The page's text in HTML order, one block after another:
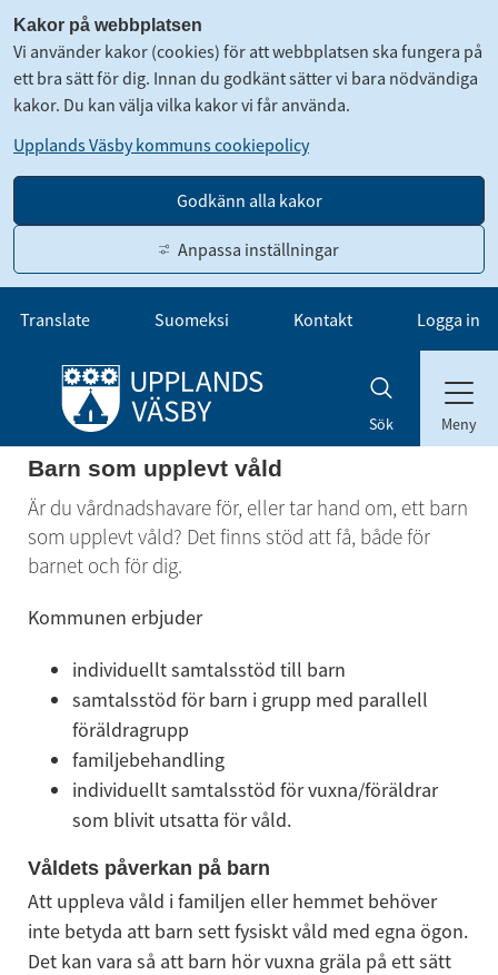
Kakor på webbplatsen
Vi använder kakor (cookies) för att webbplatsen ska fungera på
ett bra sätt för dig. Innan du godkänt sätter vi bara nödvändiga
kakor. Du kan välja vilka kakor vi får använda.
Upplands Väsby kommuns cookiepolicy
Godkänn alla kakor
Anpassa inställningar
Gå till innehåll
Translate Suomeksi Kontakt Logga in
Sök Meny
Barn som upplevt våld
Är du vårdnadshavare för, eller tar hand om, ett barn
som upplevt våld? Det finns stöd att få, både för
barnet och för dig.
Kommunen erbjuder
individuellt samtalsstöd till barn
samtalsstöd för barn i grupp med parallell
föräldragrupp
familjebehandling
individuellt samtalsstöd för vuxna/föräldrar
som blivit utsatta för våld.
Våldets påverkan på barn
Att uppleva våld i familjen eller hemmet behöver
inte betyda att barn sett fysiskt våld med egna ögon.
Det kan vara så att barn hör vuxna gräla på ett sätt